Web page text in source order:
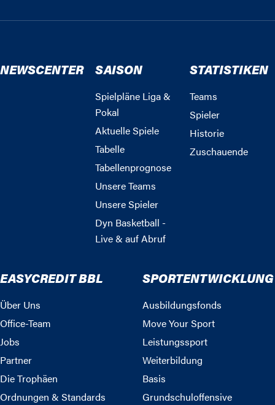
NEWSCENTER SAISON
Spielpläne Liga &
Pokal
Aktuelle Spiele
Tabelle
Tabellenprognose
Unsere Teams
Unsere Spieler
Dyn Basketball -
Live & auf Abruf
STATISTIKEN
Teams
Spieler
Historie
Zuschauende
EASYCREDIT BBL
Über Uns
Office-Team
Jobs
Partner
Die Trophäen
Ordnungen & Standards
SPORTENTWICKLUNG
Ausbildungsfonds
Move Your Sport
Leistungssport
Weiterbildung
Basis
Grundschuloffensive